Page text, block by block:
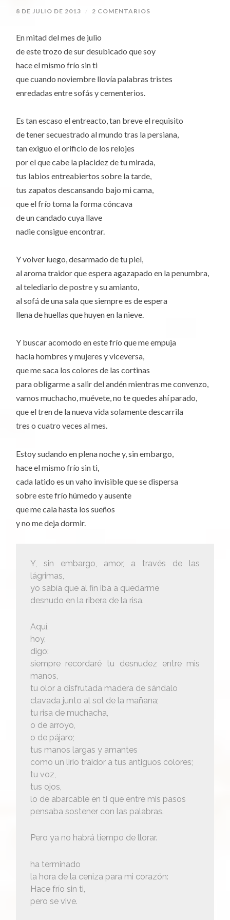
8 DE JULIO DE 2013 / 2 COMENTARIOS
En mitad del mes de julio
de este trozo de sur desubicado que soy
hace el mismo frío sin ti
que cuando noviembre llovía palabras tristes
enredadas entre sofás y cementerios.
Es tan escaso el entreacto, tan breve el requisito
de tener secuestrado al mundo tras la persiana,
tan exiguo el orificio de los relojes
por el que cabe la placidez de tu mirada,
tus labios entreabiertos sobre la tarde,
tus zapatos descansando bajo mi cama,
que el frío toma la forma cóncava
de un candado cuya llave
nadie consigue encontrar.
Y volver luego, desarmado de tu piel,
al aroma traidor que espera agazapado en la penumbra,
al telediario de postre y su amianto,
al sofá de una sala que siempre es de espera
llena de huellas que huyen en la nieve.
Y buscar acomodo en este frío que me empuja
hacia hombres y mujeres y viceversa,
que me saca los colores de las cortinas
para obligarme a salir del andén mientras me convenzo,
vamos muchacho, muévete, no te quedes ahí parado,
que el tren de la nueva vida solamente descarrila
tres o cuatro veces al mes.
Estoy sudando en plena noche y, sin embargo,
hace el mismo frío sin ti,
cada latido es un vaho invisible que se dispersa
sobre este frío húmedo y ausente
que me cala hasta los sueños
y no me deja dormir.
Y, sin embargo, amor, a través de las
lágrimas,
yo sabía que al fin iba a quedarme
desnudo en la ribera de la risa.
Aquí,
hoy,
digo:
siempre recordaré tu desnudez entre mis
manos,
tu olor a disfrutada madera de sándalo
clavada junto al sol de la mañana;
tu risa de muchacha,
o de arroyo,
o de pájaro;
tus manos largas y amantes
como un lirio traidor a tus antiguos colores;
tu voz,
tus ojos,
lo de abarcable en ti que entre mis pasos
pensaba sostener con las palabras.
Pero ya no habrá tiempo de llorar.
ha terminado
la hora de la ceniza para mi corazón:
Hace frío sin ti,
pero se vive.